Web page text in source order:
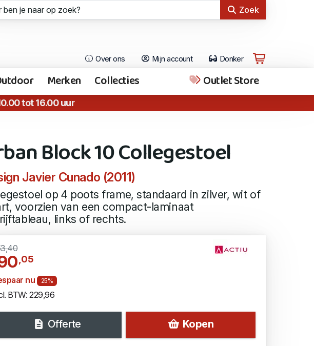
Zoek
Over ons Mijn account Donker
Merken Collecties Outlet Store
tot 16.00 uur
Block 10 Collegestoel
Javier Cunado (2011)
op 4 poots frame, standaard in zilver, wit of
voorzien van een compact-laminaat
links of rechts.
,05
nu 25%
BTW: 229,96
Offerte Kopen